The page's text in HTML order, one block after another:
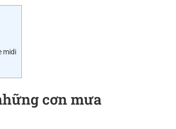
midi
cơn mưa